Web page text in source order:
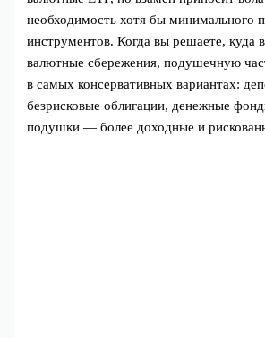
необходимость хотя бы минимального
инструментов. Когда вы решаете, куда
валютные сбережения, подушечную
в самых консервативных вариантах:
безрисковые облигации, денежные
подушки — более доходные и